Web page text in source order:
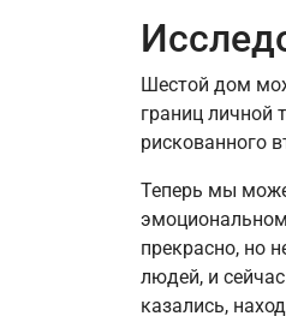
Шестой дом
границ личной
рискованного
Теперь мы
прекрасно, но
людей, и
казались,